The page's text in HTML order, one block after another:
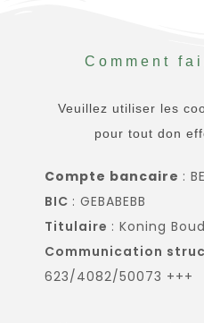
Comment
Veuillez utiliser les
pour tout don
Compte bancaire :
BIC : GEBABEBB
Titulaire : Koning
Communication
623/4082/50073 +++